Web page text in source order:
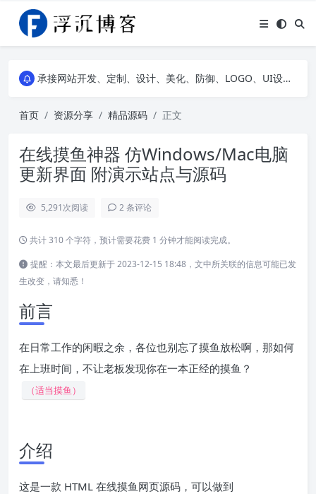
浮沉API，提供二次元动漫图片API、高清风景壁纸API、网易云热评API、精选诗集API，自建JS特效等，让您的网站随心所动不再单调~
承接网站开发、定制、设计、美化、防御、LOGO、UI设计、服务器租赁等网络业务，点我下滑可以看到部分案例展示，欢迎老板前来咨询详谈~
承接网站开发、定制、设计、美化、防御、LOGO、UI设计、服务器租赁等网络业务，点我下滑可以看到部分案例展示，欢迎老板前来咨询详谈~
首页 资源分享 精品源码 正文
在线摸鱼神器 仿Windows/Mac电脑
更新界面 附演示站点与源码
5,291次阅读 2 条评论
共计 310 个字符，预计需要花费 1 分钟才能阅读完成。
提醒：本文最后更新于 2023-12-15 18:48，文中所关联的信息可能已发
生改变，请知悉！
前言
在日常工作的闲暇之余，各位也别忘了摸鱼放松啊，那如何
在上班时间，不让老板发现你在一本正经的摸鱼？
（适当摸鱼）
介绍
这是一款 HTML 在线摸鱼网页源码，可以做到